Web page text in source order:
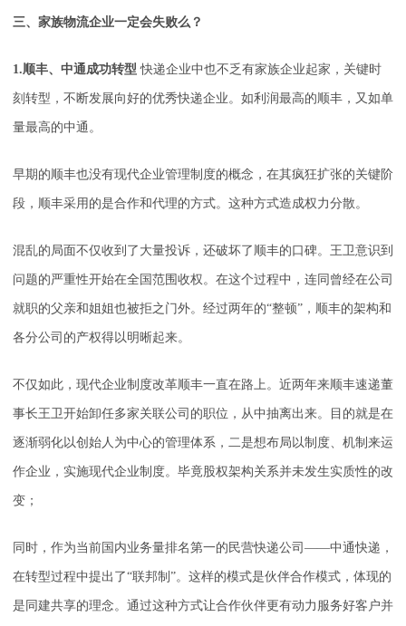
三、家族物流企业一定会失败么？
1.顺丰、中通成功转型快递企业中也不乏有家族企业起家，关键时
刻转型，不断发展向好的优秀快递企业。如利润最高的顺丰，又如单
量最高的中通。
早期的顺丰也没有现代企业管理制度的概念，在其疯狂扩张的关键阶
段，顺丰采用的是合作和代理的方式。这种方式造成权力分散。
混乱的局面不仅收到了大量投诉，还破坏了顺丰的口碑。王卫意识到
问题的严重性开始在全国范围收权。在这个过程中，连同曾经在公司
就职的父亲和姐姐也被拒之门外。经过两年的“整顿”，顺丰的架构和
各分公司的产权得以明晰起来。
不仅如此，现代企业制度改革顺丰一直在路上。近两年来顺丰速递董
事长王卫开始卸任多家关联公司的职位，从中抽离出来。目的就是在
逐渐弱化以创始人为中心的管理体系，二是想布局以制度、机制来运
作企业，实施现代企业制度。毕竟股权架构关系并未发生实质性的改
变；
同时，作为当前国内业务量排名第一的民营快递公司——中通快递，
在转型过程中提出了“联邦制”。这样的模式是伙伴合作模式，体现的
是同建共享的理念。通过这种方式让合作伙伴更有动力服务好客户并